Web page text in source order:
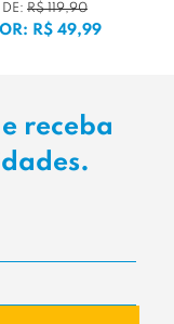
DE: R$ 119,90
R$ 49,99
receba